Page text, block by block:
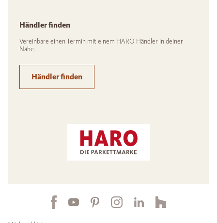
Händler finden
Vereinbare einen Termin mit einem HARO Händler in deiner
Nähe.
Händler finden